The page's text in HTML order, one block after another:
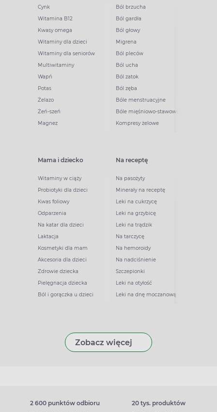
Cynk
Witamina B12
Kwasy omega
Witaminy dla dzieci
Witaminy dla seniorów
Multiwitaminy
Wapń
Potas
Żelazo
Żeń-szeń
Magnez
Ból brzucha
Ból gardła
Ból głowy
Migrena
Ból pleców
Ból ucha
Ból zatok
Ból zęba
Bóle menstruacyjne
Bóle mięśniowo-stawowe
Kompresy żelowe
Mama i dziecko
Witaminy w ciąży
Probiotyki dla dzieci
Kwas foliowy
Odparzenia
Na katar dla dzieci
Laktacja
Kosmetyki dla mam
Akcesoria dla dzieci
Zdrowie dziecka
Pielęgnacja dziecka
Ból i gorączka u dzieci
Na receptę
Na pasożyty
Minerały na receptę
Leki na cukrzycę
Leki na grzybicę
Leki na trądzik
Na tarczycę
Na hemoroidy
Na nadciśnienie
Szczepionki
Leki na otyłość
Leki na dnę moczanową
Zobacz więcej
2 600 punktów odbioru 20 tys. produktów